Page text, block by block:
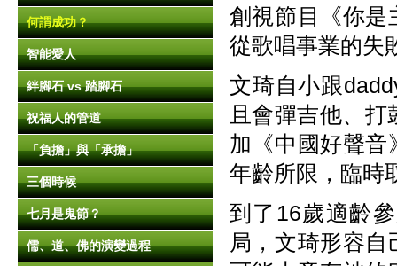
何謂成功？
智能愛人
絆腳石 vs 踏腳石
祝福人的管道
「負擔」與「承擔」
三個時候
七月是鬼節？
儒、道、佛的演變過程
創視節目《你是
從歌唱事業的失
文琦自小跟
且會彈吉他、
加《中國好聲音
年齡所限，臨時
到了16歲適齡
局，文琦形容